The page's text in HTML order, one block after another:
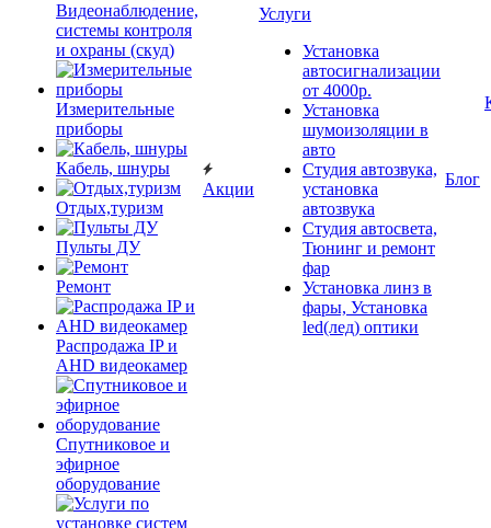
Видеонаблюдение,
системы контроля
и охраны (скуд)
Измерительные
приборы
Кабель, шнуры
Отдых,туризм
Пульты ДУ
Ремонт
Распродажа IP и
AHD видеокамер
Спутниковое и
эфирное
оборудование
Акции
Услуги
Установка
автосигнализации
от 4000р.
Установка
шумоизоляции в
авто
Студия автозвука,
установка
автозвука
Студия автосвета,
Тюнинг и ремонт
фар
Установка линз в
фары, Установка
led(лед) оптики
Блог